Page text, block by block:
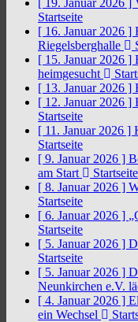
[ 19. Januar 2026 ]
Startseite
[ 16. Januar 2026 ]
Riegelsberghalle
[ 15. Januar 2026 ]
heimgesucht
[ 13. Januar 2026 ]
[ 12. Januar 2026 ]
Startseite
[ 11. Januar 2026 ]
Startseite
[ 9. Januar 2026 ]
am Start
Startseite
[ 8. Januar 2026 ]
Startseite
[ 6. Januar 2026 ]
Startseite
[ 5. Januar 2026 ]
Startseite
[ 5. Januar 2026 ]
Neunkirchen e.V.
[ 4. Januar 2026 ]
ein Wechsel